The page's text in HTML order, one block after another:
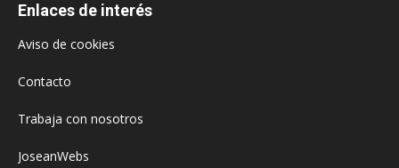
Enlaces de interés
Aviso de cookies
Contacto
Trabaja con nosotros
JoseanWebs